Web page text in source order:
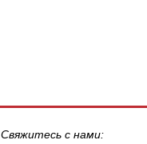
Свяжитесь с нами: